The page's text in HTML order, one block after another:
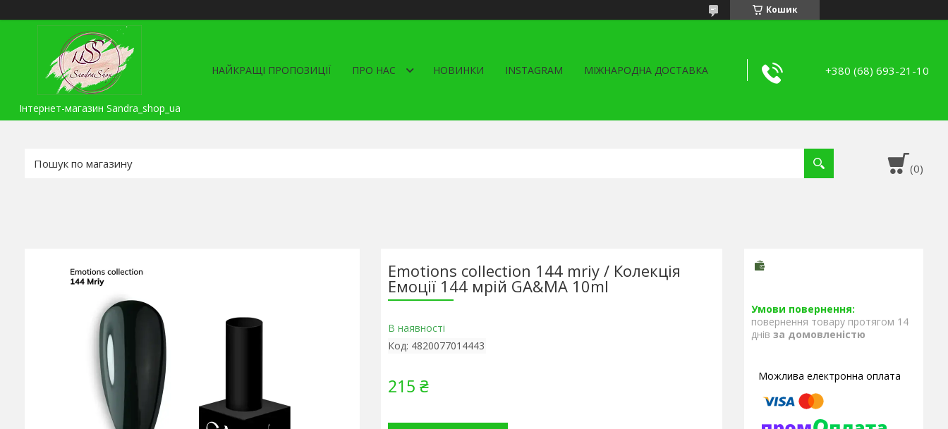
Кошик
Інтернет-магазин Sandra_shop_ua
НАЙКРАЩІ ПРОПОЗИЦІЇ ПРО НАС НОВИНКИ INSTAGRAM МІЖНАРОДНА ДОСТАВКА +380 (68) 693-21-10
Emotions collection 144 mriy / Колекція
Емоції 144 мрій GA&MA 10ml
В наявності
Код: 4820077014443
215 ₴
повернення товару протягом 14
днів за домовленістю